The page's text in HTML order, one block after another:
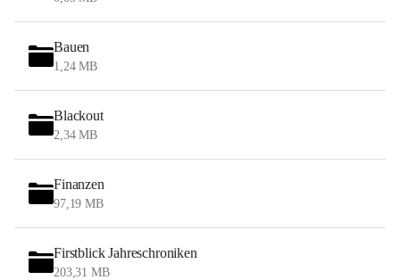
Bauen
1,24 MB
Blackout
2,34 MB
Finanzen
97,19 MB
Firstblick Jahreschroniken
203,31 MB